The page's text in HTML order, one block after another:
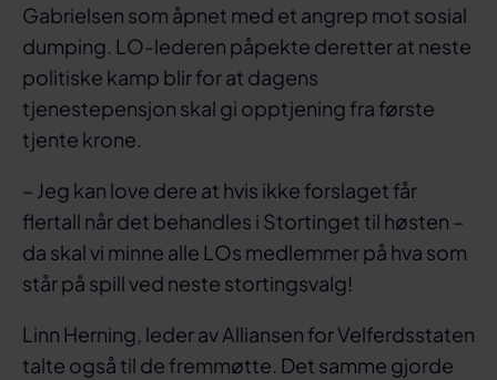
Gabrielsen som åpnet med et angrep mot sosial
dumping. LO-lederen påpekte deretter at neste
politiske kamp blir for at dagens
tjenestepensjon skal gi opptjening fra første
tjente krone.
– Jeg kan love dere at hvis ikke forslaget får
flertall når det behandles i Stortinget til høsten –
da skal vi minne alle LOs medlemmer på hva som
står på spill ved neste stortingsvalg!
Linn Herning, leder av Alliansen for Velferdsstaten
talte også til de fremmøtte. Det samme gjorde